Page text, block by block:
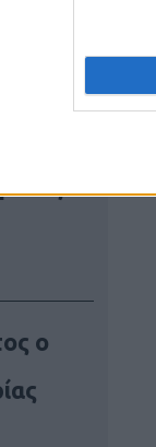
τον
ο